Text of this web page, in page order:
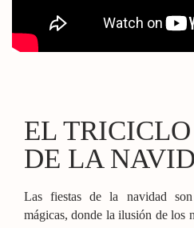
EL
DE LA
Las fiestas de la navidad son
mágicas, donde la ilusión de los